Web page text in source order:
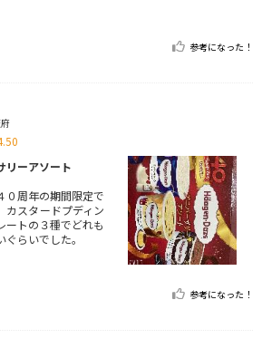
参考になった！
ーアソート
０周年の期間限定で
カスタードプディン
ートの３種でどれも
らいでした。
参考になった！